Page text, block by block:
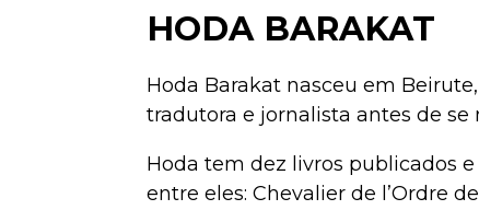
HODA BARAKAT
Hoda Barakat nasceu em
tradutora e jornalista antes de se
Hoda tem dez livros publicados
entre eles: Chevalier de l’Ordre